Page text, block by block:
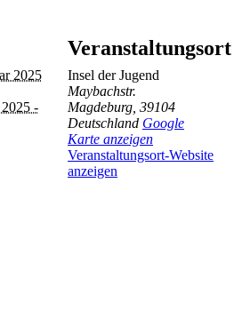
2025
-
Veranstaltungsort
Insel der Jugend
Maybachstr.
Magdeburg 39104
Deutschland Google
Karte anzeigen
Veranstaltungsort-Website
anzeigen